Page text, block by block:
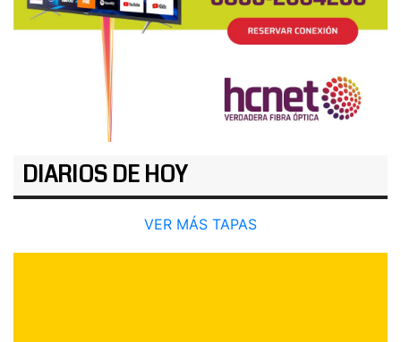
DIARIOS DE HOY
VER MÁS TAPAS